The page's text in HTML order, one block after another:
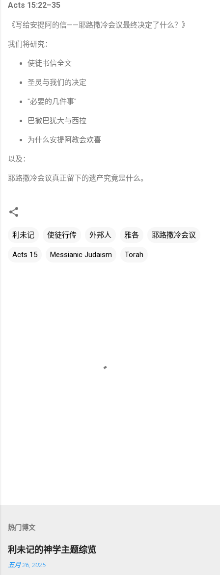
Acts 15:22–35
《写给安提阿的信——耶路撒冷会议最终决定了什么？》
我们将研究：
使徒书信全文
圣灵与我们的决定
"必要的几件事"
巴撒巴犹大与西拉
为什么安提阿教会欢喜
以及：
耶路撒冷会议真正留下的遗产究竟是什么。
利未记 使徒行传 外邦人 雅各 耶路撒冷会议
Acts 15 Messianic Judaism Torah
热门博文
利未记的神学主题综览
五月 26, 2025